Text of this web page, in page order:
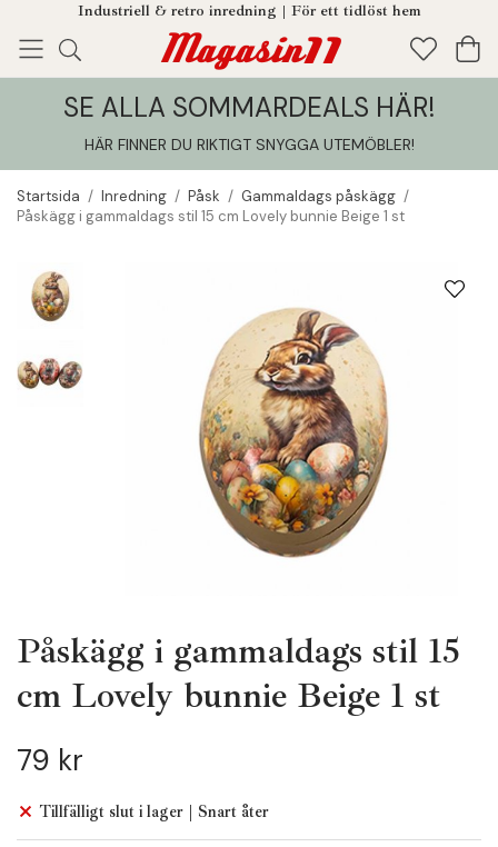
Industriell & retro inredning | För ett tidlöst hem
Enjoy! Tillagt i din varukorg
SE ALLA SOMMARDEALS HÄR!
HÄR FINNER DU RIKTIGT SNYGGA UTEMÖBLER!
Startsida / Inredning / Påsk / Gammaldags påskägg /
Påskägg i gammaldags stil 15 cm Lovely bunnie Beige 1 st
Påskägg i gammaldags stil 15
cm Lovely bunnie Beige 1 st
79 kr
Tillfälligt slut i lager | Snart åter